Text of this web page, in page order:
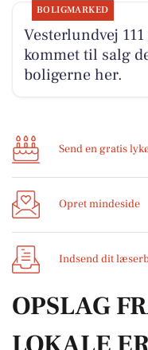
BOLIGMARKED
Vesterlundvej
kommet til salg
boligerne her.
Send en gratis
Opret mindeside
Indsend dit
OPSLAG